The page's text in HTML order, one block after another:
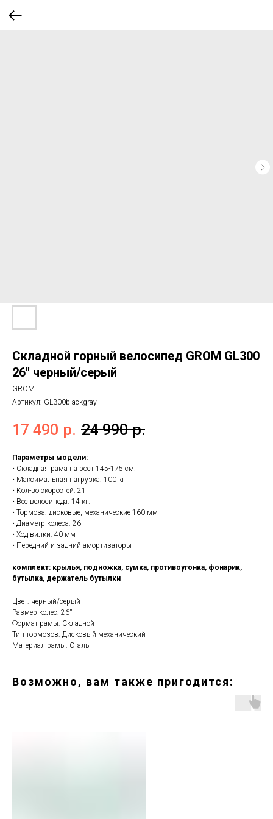
Складной горный велосипед GROM GL300
26'' черный/серый
GROM
Артикул: GL300blackgray
17 490 р. 24 990 р.
Параметры модели:
• Складная рама на рост 145-175 см.
• Максимальная нагрузка: 100 кг
• Кол-во скоростей: 21
• Вес велосипеда: 14 кг.
• Тормоза: дисковые, механические 160 мм
• Диаметр колеса: 26
• Ход вилки: 40 мм
• Передний и задний амортизаторы
комплект: крылья, подножка, сумка, противоугонка, фонарик,
бутылка, держатель бутылки
Цвет: черный/серый
Размер колес: 26''
Формат рамы: Складной
Тип тормозов: Дисковый механический
Материал рамы: Сталь
Возможно, вам также пригодится: